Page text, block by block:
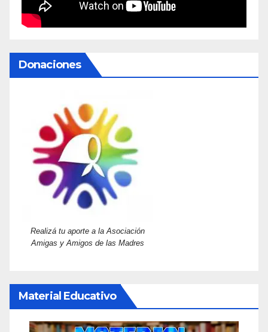
Donaciones
Realizá tu aporte a la Asociación
Amigas y Amigos de las Madres
Material Educativo